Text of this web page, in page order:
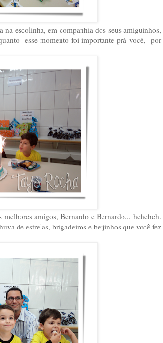
na escolinha, em companhia dos seus amiguinhos,
esse momento foi importante prá você, por
amigos, Bernardo e Bernardo... heheheh.
de estrelas, brigadeiros e beijinhos que você fez